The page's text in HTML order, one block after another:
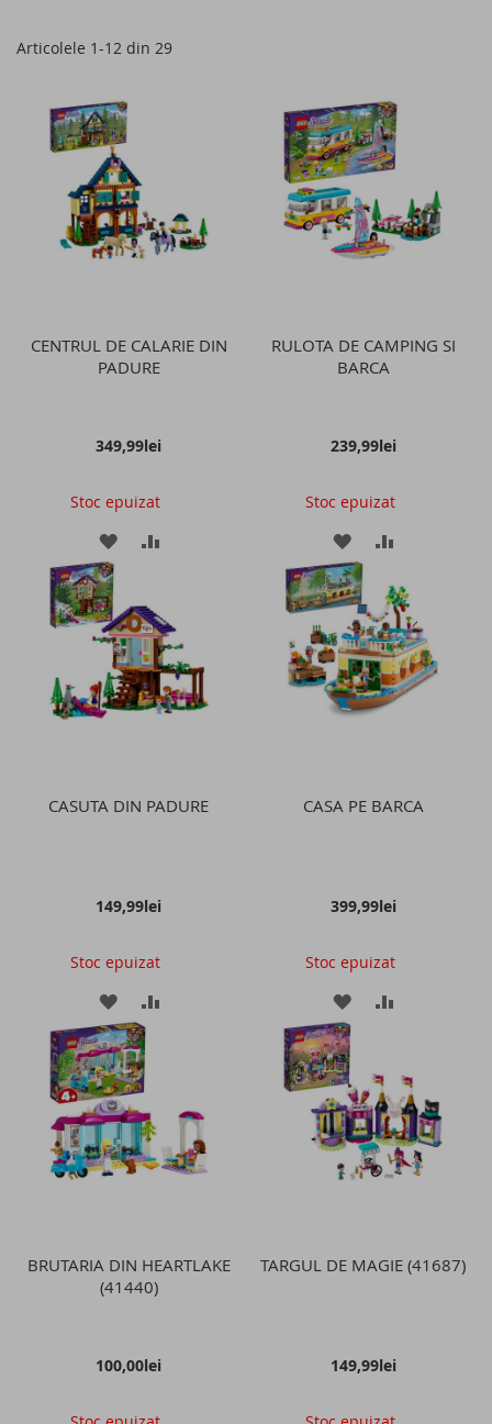
Articolele 1-12 din 29
CENTRUL DE CALARIE DIN
PADURE
349,99lei
Stoc epuizat
ADAUGATI
LISTA
DE
DORINTE
ADAUGATI
COMPARARE
RULOTA DE CAMPING SI
BARCA
239,99lei
Stoc epuizat
ADAUGATI
LA
LISTA
DE
DORINTE
CASUTA DIN PADURE
149,99lei
Stoc epuizat
ADAUGATI
LA
LISTA
DE
DORINTE
ADAUGATI
CASA PE BARCA
399,99lei
Stoc epuizat
ADAUGATI
LISTA
DE
DORINTE
BRUTARIA DIN HEARTLAKE
(41440)
100,00lei
TARGUL DE MAGIE (41687)
149,99lei